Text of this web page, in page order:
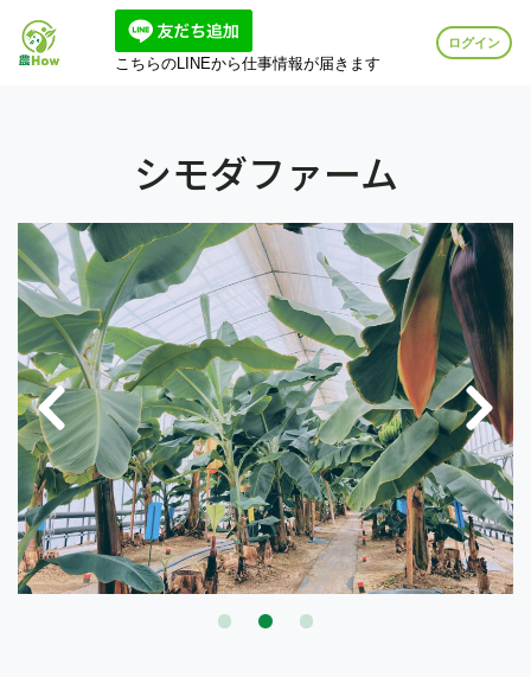
こちらのLINEから仕事情報が届きます
ログイン
シモダファーム